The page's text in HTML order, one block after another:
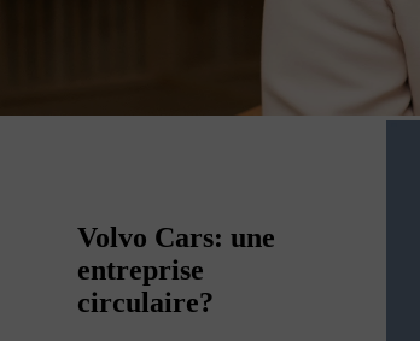
Volvo Cars: une
entreprise
circulaire?